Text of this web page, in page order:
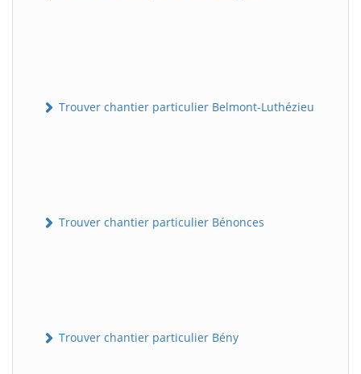
Trouver chantier particulier Belmont-Luthézieu
Trouver chantier particulier Bénonces
Trouver chantier particulier Bény